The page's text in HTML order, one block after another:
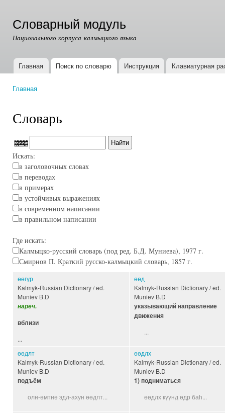
Словарный модуль
Национального корпуса калмыцкого языка
Главное меню
Главная Поиск по словарю Инструкция Клавиатурная
Главная
Словарь
Искать:
в заголовочных словах
в переводах
в примерах
в устойчивых выражениях
в современном написании
в правильном написании
Где искать:
Калмыцко-русский словарь (под ред. Б.Д. Муниева), 1977 г.
Смирнов П. Краткий русско-калмыцкий словарь, 1857 г.
өөгүр
Kalmyk-Russian Dictionary / ed.
Muniev B.D
нареч.
вблизи
...
өөд
Kalmyk-Russian Dictionary / ed.
Muniev B.D
указывающий направление
движения
өөдлт
Kalmyk-Russian Dictionary / ed.
Muniev B.D
подъём
олн-әмтнә эдл-ахун өөдлт...
өөдлх
Kalmyk-Russian Dictionary / ed.
Muniev B.D
1) подниматься
өөдлх күүнд өдр баһ...